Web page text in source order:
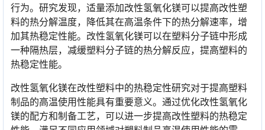
行为。研究发现，适量添加改性氢氧化镁可以提高改性塑
料的热分解温度，降低其在高温条件下的热分解速率，增
加其热稳定性能。改性氢氧化镁可以在塑料分子链中形成
一种隔热层，减缓塑料分子链的热分解反应，提高塑料的
热稳定性能。
改性氢氧化镁在改性塑料中的热稳定性研究对于提高塑料
制品的高温使用性能具有重要意义。通过优化改性氢氧化
镁的配方和制备工艺，可以进一步提高改性塑料的热稳定